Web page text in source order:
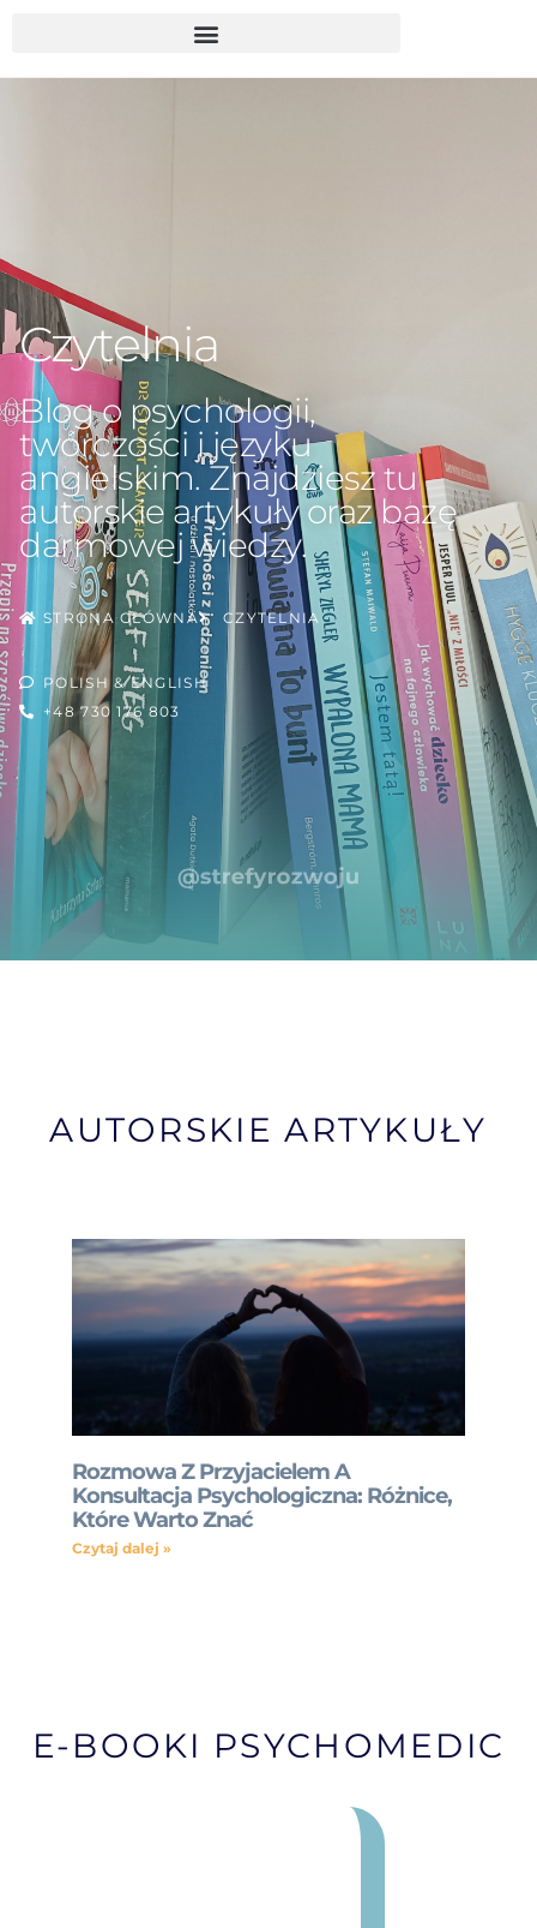
Czytelnia
Blog o psychologii,
twórczości i języku
angielskim. Znajdziesz tu
autorskie artykuły oraz bazę
darmowej wiedzy.
STRONA GŁÓWNA CZYTELNIA
POLISH & ENGLISH
+48 730 176 803
AUTORSKIE ARTYKUŁY
Rozmowa Z Przyjacielem A
Konsultacja Psychologiczna: Różnice,
Które Warto Znać
Czytaj dalej »
E-BOOKI PSYCHOMEDIC